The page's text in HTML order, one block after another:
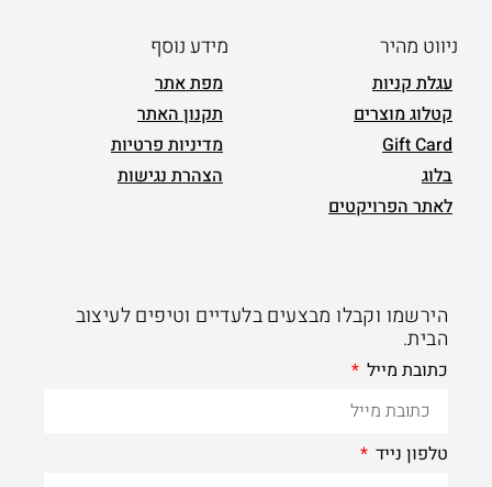
ניווט מהיר
עגלת קניות
קטלוג מוצרים
Gift Card
בלוג
לאתר הפרויקטים
מידע נוסף
מפת אתר
תקנון האתר
מדיניות פרטיות
הצהרת נגישות
הירשמו וקבלו מבצעים בלעדיים וטיפים לעיצוב
הבית.
כתובת מייל
טלפון נייד